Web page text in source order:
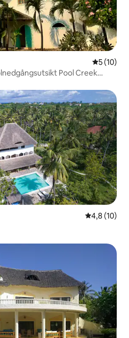
5 av 5 i
5 (10)
Pool Creek
4,8 av 5 i
4,8 (10)